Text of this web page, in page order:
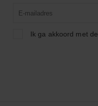
Ik ga akkoord met de